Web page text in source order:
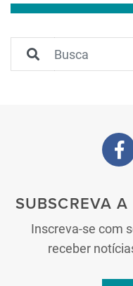
SUBSCREVA
Inscreva-se com
receber